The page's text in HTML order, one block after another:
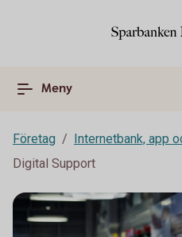
Meny
Företag
Internetbank, app
Digital Support